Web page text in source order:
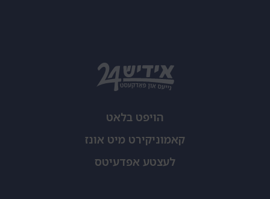
הויפט בלאט
קאמוניקירט מיט אונז
לעצטע אפדעיטס